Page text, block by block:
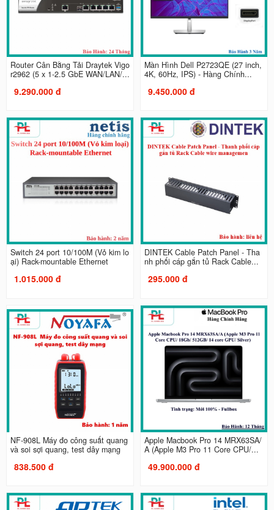
Router Cân Bằng Tải Draytek Vigo
r2962 (5 x 1-2.5 GbE WAN/LAN/...
9.290.000 đ
Màn Hình Dell P2723QE (27 inch,
4K, 60Hz, IPS) - Hàng Chính...
9.450.000 đ
Switch 24 port 10/100M (Vỏ kim lo
ại) Rack-mountable Ethernet
1.015.000 đ
DINTEK Cable Patch Panel - Tha
nh phối cáp gắn tủ Rack Cable...
295.000 đ
NF-908L Máy đo công suất quang
và soi sợi quang, test dây mạng
838.500 đ
Apple Macbook Pro 14 MRX63SA/
A (Apple M3 Pro 11 Core CPU/...
49.900.000 đ